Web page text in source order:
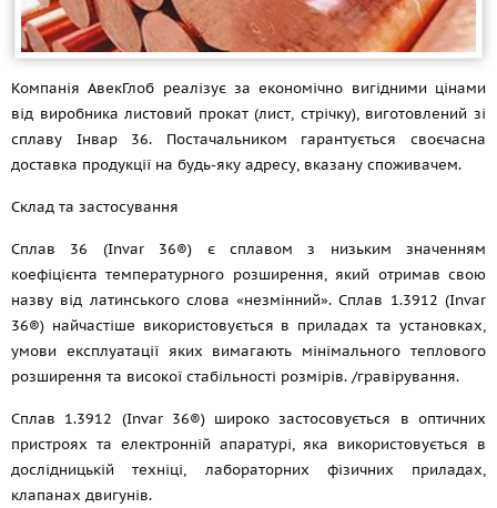
Компанія АвекГлоб реалізує за економічно вигідними цінами
від виробника листовий прокат (лист, стрічку), виготовлений зі
сплаву Інвар 36. Постачальником гарантується своєчасна
доставка продукції на будь-яку адресу, вказану споживачем.
Склад та застосування
Сплав 36 (Invar 36®) є сплавом з низьким значенням
коефіцієнта температурного розширення, який отримав свою
назву від латинського слова «незмінний». Сплав 1.3912 (Invar
36®) найчастіше використовується в приладах та установках,
умови експлуатації яких вимагають мінімального теплового
розширення та високої стабільності розмірів. /гравірування.
Сплав 1.3912 (Invar 36®) широко застосовується в оптичних
пристроях та електронній апаратурі, яка використовується в
дослідницькій техніці, лабораторних фізичних приладах,
клапанах двигунів.